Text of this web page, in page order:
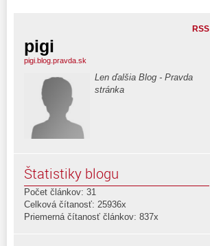
RSS
pigi
pigi.blog.pravda.sk
Len ďalšia Blog - Pravda
stránka
Štatistiky blogu
Počet článkov: 31
Celková čítanosť: 25936x
Priemerná čítanosť článkov: 837x